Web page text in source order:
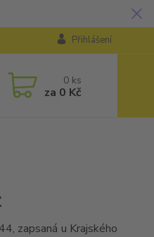
Přihlášení
0 ks
za 0 Kč
zapsaná u Krajského